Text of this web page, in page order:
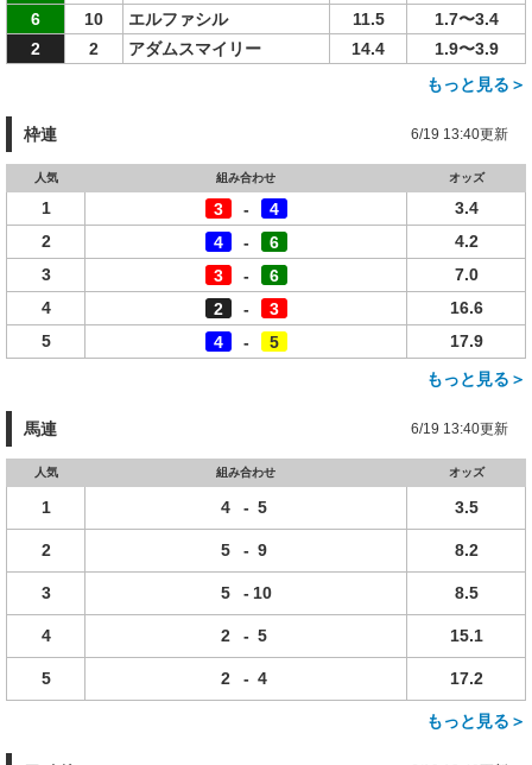
6
10 エルファシル 11.5
1.7〜3.4
2
2 アダムスマイリー 14.4
1.9〜3.9
もっと見る＞
枠連 6/19 13:40更新
人気 組み合わせ オッズ
1 3 - 4
3.4
2
4 - 6
4.2
3
3 - 6
7.0
4
2 - 3
16.6
5
4 - 5
17.9
もっと見る＞
馬連 6/19 13:40更新
人気 組み合わせ オッズ
1 4 - 5 3.5
2 5 - 9 8.2
3 5 - 10 8.5
4 2 - 5 15.1
5 2 - 4 17.2
もっと見る＞